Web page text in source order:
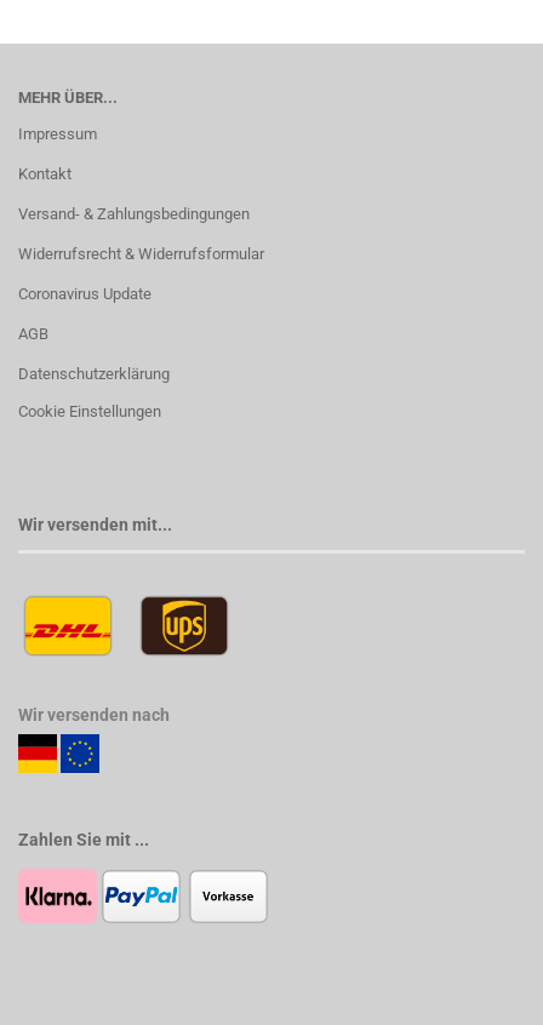
MEHR ÜBER...
Impressum
Kontakt
Versand- & Zahlungsbedingungen
Widerrufsrecht & Widerrufsformular
Coronavirus Update
AGB
Datenschutzerklärung
Cookie Einstellungen
Wir versenden mit...
Wir versenden nach
Zahlen Sie mit ...